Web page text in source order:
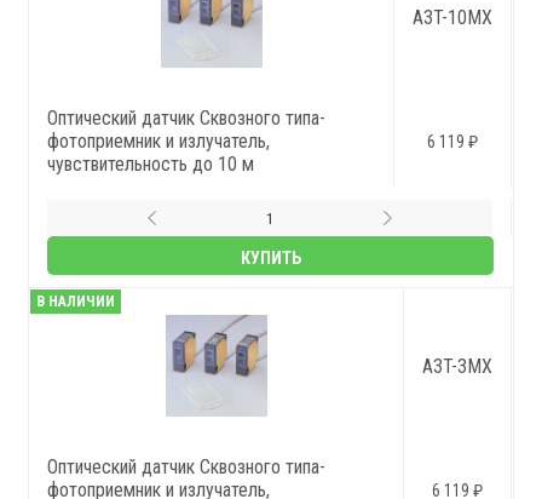
A3T-10MX
Оптический датчик Сквозного типа-
фотоприемник и излучатель,
чувствительность до 10 м
6 119 ₽
КУПИТЬ
В НАЛИЧИИ
A3T-3MX
Оптический датчик Сквозного типа-
фотоприемник и излучатель,
6 119 ₽